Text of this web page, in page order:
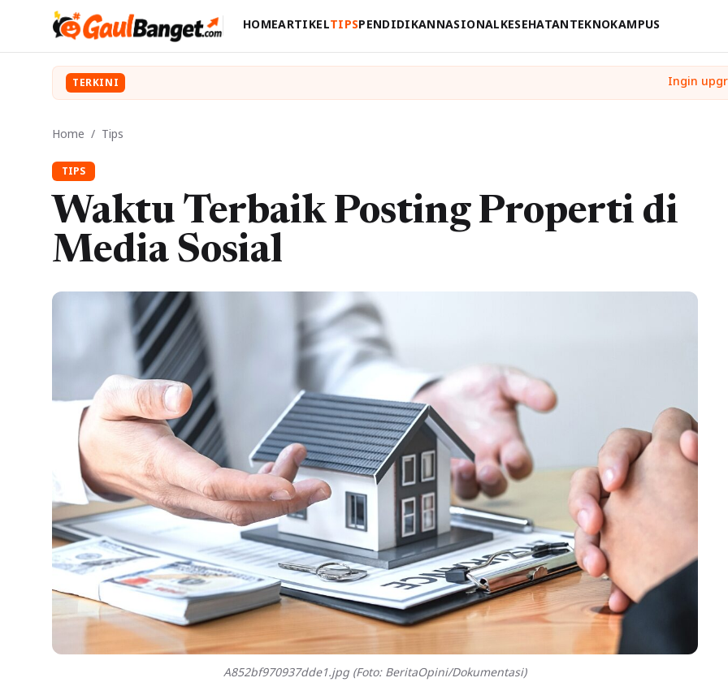
HOMEARTIKELTIPSPENDIDIKANNASIONALKESEHATANTEKNOKAMPUS
TERKINI
Home / Tips
TIPS
Waktu Terbaik Posting Properti di
Media Sosial
A852bf970937dde1.jpg (Foto: BeritaOpini/Dokumentasi)